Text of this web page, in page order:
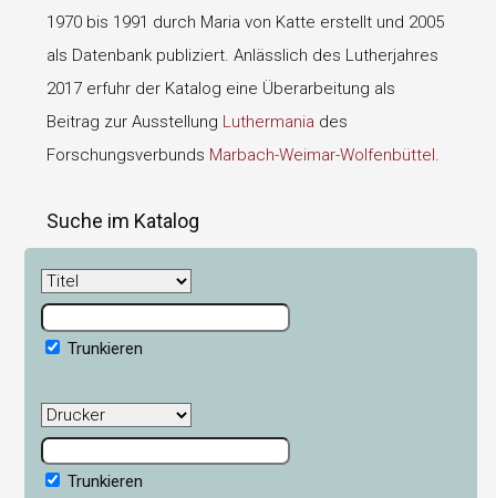
1970 bis 1991 durch Maria von Katte erstellt und 2005
als Datenbank publiziert. Anlässlich des Lutherjahres
2017 erfuhr der Katalog eine Überarbeitung als
Beitrag zur Ausstellung Luthermania des
Forschungsverbunds Marbach-Weimar-Wolfenbüttel.
Suche im Katalog
Trunkieren
Trunkieren